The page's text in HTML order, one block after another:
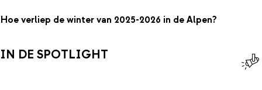
Hoe verliep de winter van 2025-2026 in de Alpen?
IN DE SPOTLIGHT